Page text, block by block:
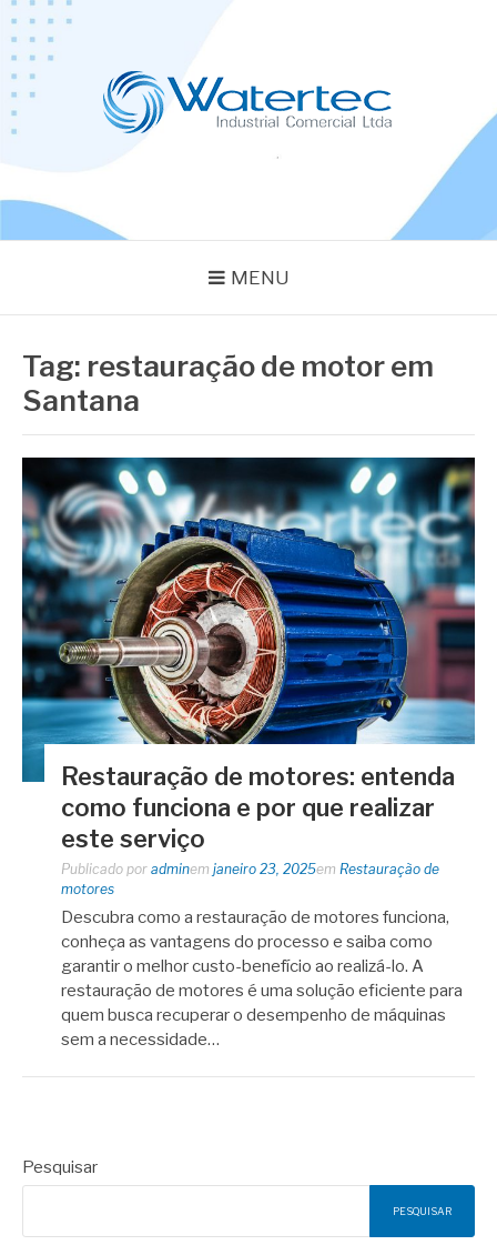
Pular
para
conteúdo
MENU
Tag: restauração de motor em
Santana
Restauração de motores: entenda
como funciona e por que realizar
este serviço
Publicado por adminem janeiro 23, 2025em Restauração de
motores
Descubra como a restauração de motores funciona,
conheça as vantagens do processo e saiba como
garantir o melhor custo-benefício ao realizá-lo. A
restauração de motores é uma solução eficiente para
quem busca recuperar o desempenho de máquinas
sem a necessidade…
Pesquisar
PESQUISAR